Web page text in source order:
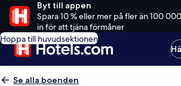
Byt till appen
Spara 10 % eller mer på fler än 100
in för att tjäna förmåner
Hoppa till huvudsektionen
Se alla boenden